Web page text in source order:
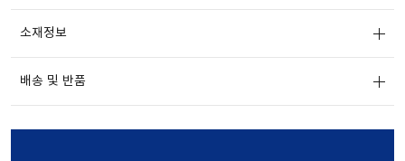
소재정보
배송 및 반품